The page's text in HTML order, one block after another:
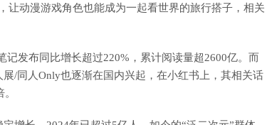
让动漫游戏角色也能成为一起看世界的旅行搭子，相关
发布同比增长超过220%，累计阅读量超2600亿。而
/同人Only也逐渐在国内兴起，在小红书上，其相关话